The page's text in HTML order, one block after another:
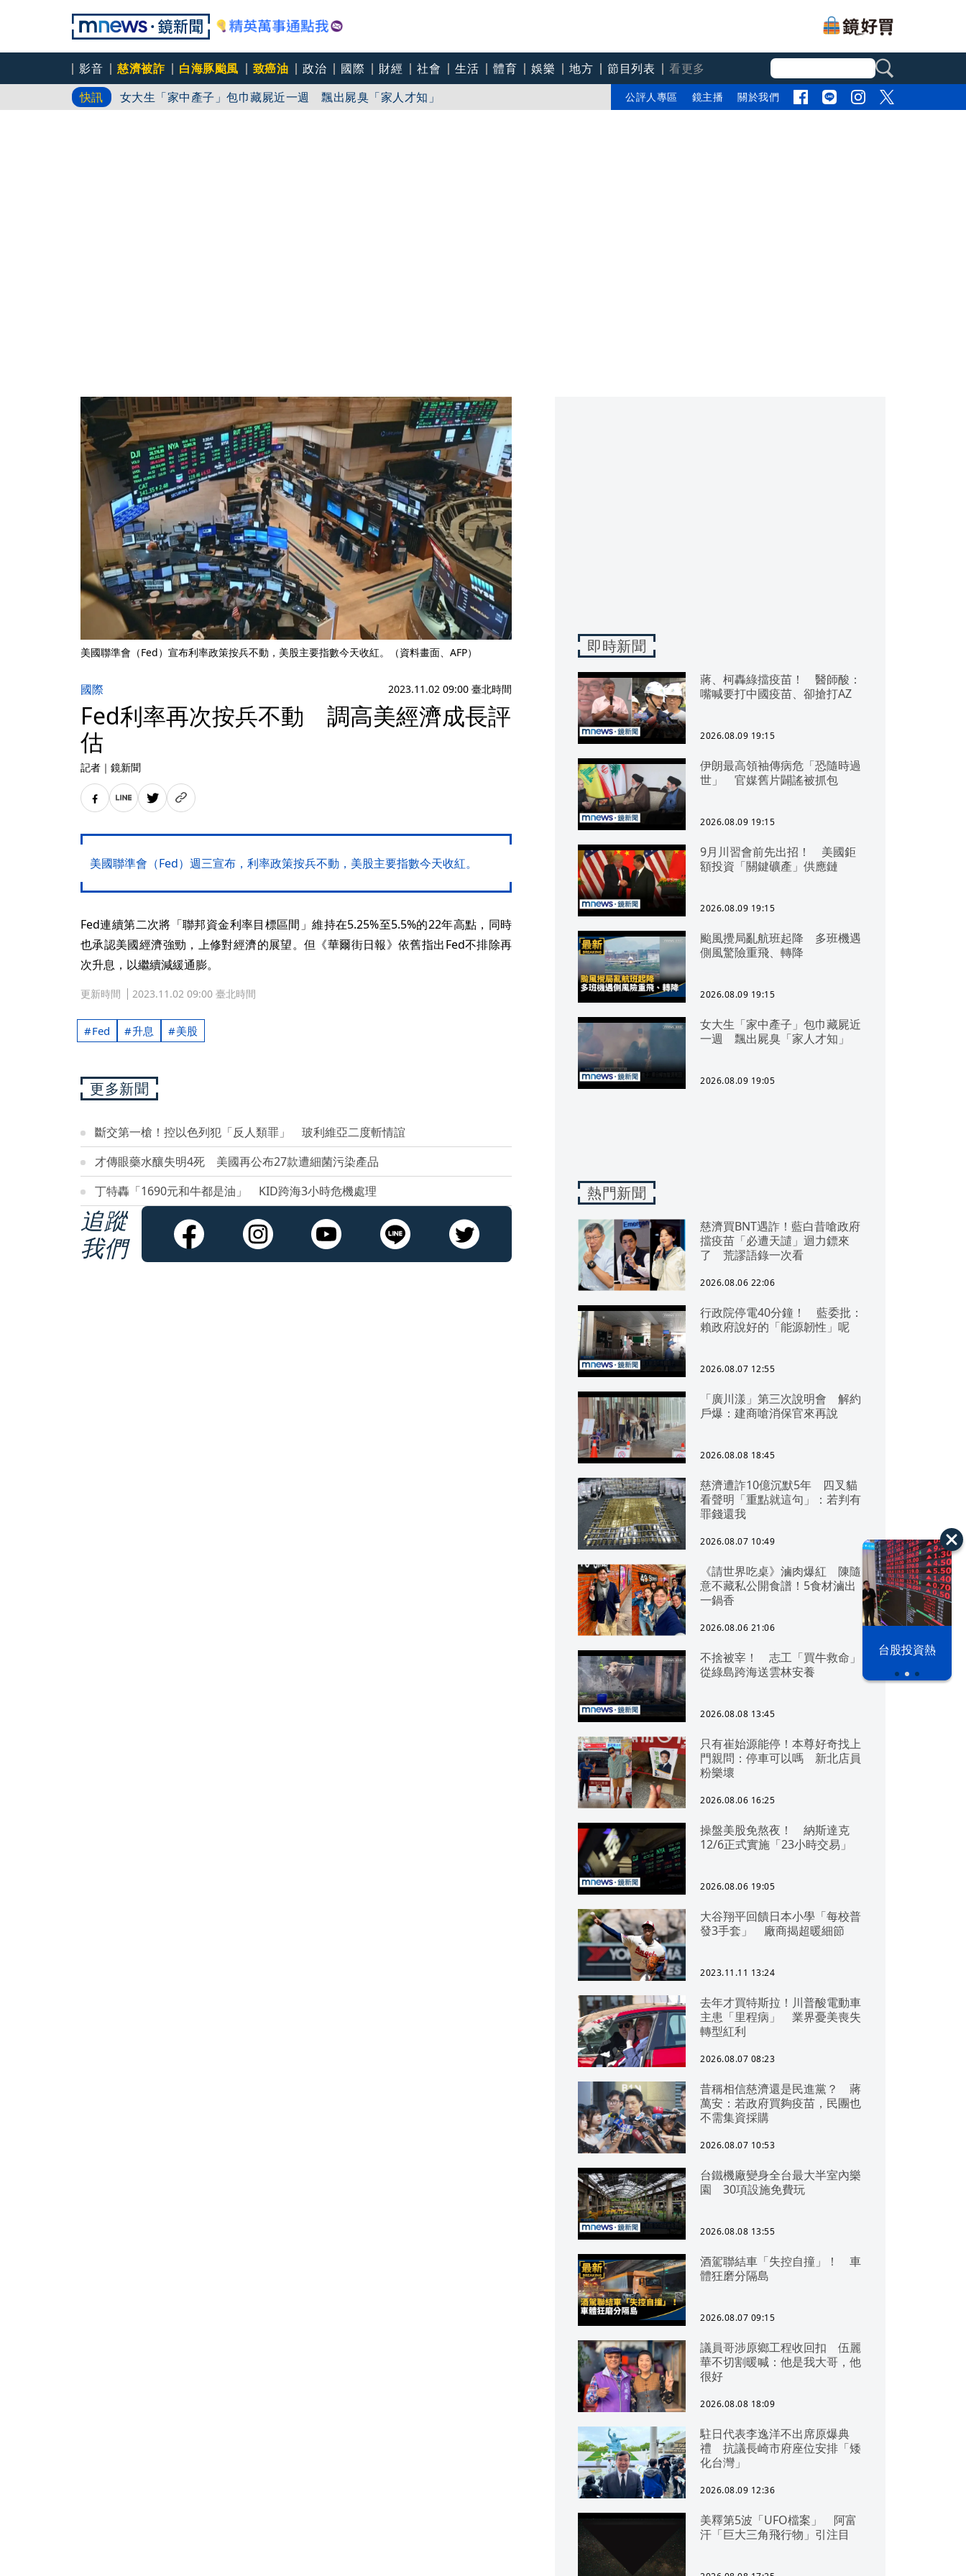
影音 慈濟被詐 白海豚颱風 致癌油 政治 國際 財經 社會 生活 體育 娛樂 地方 節目列表
看更多
快訊
女大生「家中產子」包巾藏屍近一週 飄出屍臭「家人才知」
「白海豚」近中國！9歲童遭浪捲入海 浙閩滬撤21萬人
公評人專區 鏡主播 關於我們
漢光42演習 台股投資熱
美國聯準會（Fed）宣布利率政策按兵不動，美股主要指數今天收紅。（資料畫面、AFP）
國際 2023.11.02 09:00 臺北時間
Fed利率再次按兵不動 調高美經濟成長評
估
記者 ｜ 鏡新聞
美國聯準會（Fed）週三宣布，利率政策按兵不動，美股主要指數今天收紅。
Fed連續第二次將「聯邦資金利率目標區間」維持在5.25%至5.5%的22年高點，同時
也承認美國經濟強勁，上修對經濟的展望。但《華爾街日報》依舊指出Fed不排除再
次升息，以繼續減緩通膨。
更新時間 2023.11.02 09:00 臺北時間
Fed 升息 美股
更多新聞
斷交第一槍！控以色列犯「反人類罪」 玻利維亞二度斬情誼
才傳眼藥水釀失明4死 美國再公布27款遭細菌污染產品
丁特轟「1690元和牛都是油」 KID跨海3小時危機處理
追蹤
我們
即時新聞
蔣、柯轟綠擋疫苗！ 醫師酸：
嘴喊要打中國疫苗、卻搶打AZ
2026.08.09 19:15
伊朗最高領袖傳病危「恐隨時過
世」 官媒舊片闢謠被抓包
2026.08.09 19:15
9月川習會前先出招！ 美國鉅
額投資「關鍵礦產」供應鏈
2026.08.09 19:15
颱風攪局亂航班起降 多班機遇
側風驚險重飛、轉降
2026.08.09 19:15
女大生「家中產子」包巾藏屍近
一週 飄出屍臭「家人才知」
2026.08.09 19:05
熱門新聞
慈濟買BNT遇詐！藍白昔嗆政府
擋疫苗「必遭天譴」迴力鏢來
了 荒謬語錄一次看
2026.08.06 22:06
行政院停電40分鐘！ 藍委批：
賴政府說好的「能源韌性」呢
2026.08.07 12:55
「廣川漾」第三次說明會 解約
戶爆：建商嗆消保官來再說
2026.08.08 18:45
慈濟遭詐10億沉默5年 四叉貓
看聲明「重點就這句」：若判有
罪錢還我
2026.08.07 10:49
《請世界吃桌》滷肉爆紅 陳隨
意不藏私公開食譜！5食材滷出
一鍋香
2026.08.06 21:06
不捨被宰！ 志工「買牛救命」
從綠島跨海送雲林安養
2026.08.08 13:45
只有崔始源能停！本尊好奇找上
門親問：停車可以嗎 新北店員
粉樂壞
2026.08.06 16:25
操盤美股免熬夜！ 納斯達克
12/6正式實施「23小時交易」
2026.08.06 19:05
大谷翔平回饋日本小學「每校普
發3手套」 廠商揭超暖細節
2023.11.11 13:24
去年才買特斯拉！川普酸電動車
主患「里程病」 業界憂美喪失
轉型紅利
2026.08.07 08:23
昔稱相信慈濟還是民進黨？ 蔣
萬安：若政府買夠疫苗，民團也
不需集資採購
2026.08.07 10:53
台鐵機廠變身全台最大半室內樂
園 30項設施免費玩
2026.08.08 13:55
酒駕聯結車「失控自撞」！ 車
體狂磨分隔島
2026.08.07 09:15
議員哥涉原鄉工程收回扣 伍麗
華不切割暖喊：他是我大哥，他
很好
2026.08.08 18:09
駐日代表李逸洋不出席原爆典
禮 抗議長崎市府座位安排「矮
化台灣」
2026.08.09 12:36
美釋第5波「UFO檔案」 阿富
汗「巨大三角飛行物」引注目